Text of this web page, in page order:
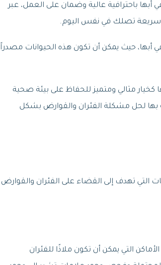
أبها باحترافية عالية وضمان على العمل، عبر
سريعة تصلك في نفس اليوم.
أبها، حيث يمكن أن تكون هذه الحيوانات مصدراً
كخيار مثالي ومتميز للحفاظ على بيئة صحية
بها لحل مشكلة الفئران والقوارض بشكل
تهدف إلى القضاء على الفئران والقوارض
التي يمكن أن تكون ملاذًا للفئران